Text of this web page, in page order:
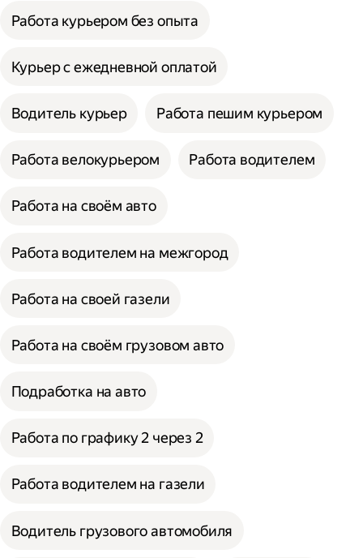
Работа курьером без опыта
Курьер с ежедневной оплатой
Водитель курьер Работа пешим курьером
Работа велокурьером Работа водителем
Работа на своём авто
Работа водителем на межгород
Работа на своей газели
Работа на своём грузовом авто
Подработка на авто
Работа по графику 2 через 2
Работа водителем на газели
Водитель грузового автомобиля